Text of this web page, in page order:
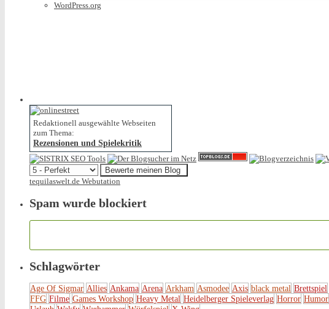
WordPress.org
Redaktionell ausgewählte Webseiten
zum Thema:
Rezensionen und Spielekritik
tequilaswelt.de Webutation
Spam wurde blockiert
Schlagwörter
Age Of Sigmar Allies Ankama Arena Arkham Asmodee Axis black metal Brettspiel
FFG Filme Games Workshop Heavy Metal Heidelberger Spieleverlag Horror Humor